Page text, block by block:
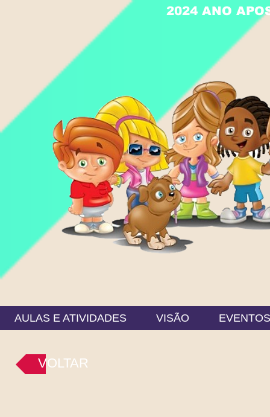
2024 ANO
AULAS E ATIVIDADES VISÃO EVENTOS
VOLTAR